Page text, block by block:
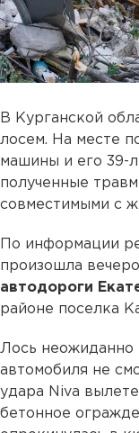
В Курганской
лосем. На месте
машины и его 39-
полученные
совместимыми с
По информации
произошла
автодороги
районе поселка
Лось неожиданно
автомобиля не
удара Niva
бетонное